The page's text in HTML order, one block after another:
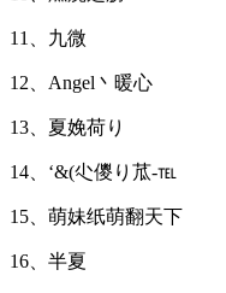
11、九微
12、Angel丶暖心
13、夏娩荷り
14、‘&(尐儍り苽-℡
15、萌妹纸萌翻天下
16、半夏